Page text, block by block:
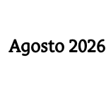
Agosto 2026